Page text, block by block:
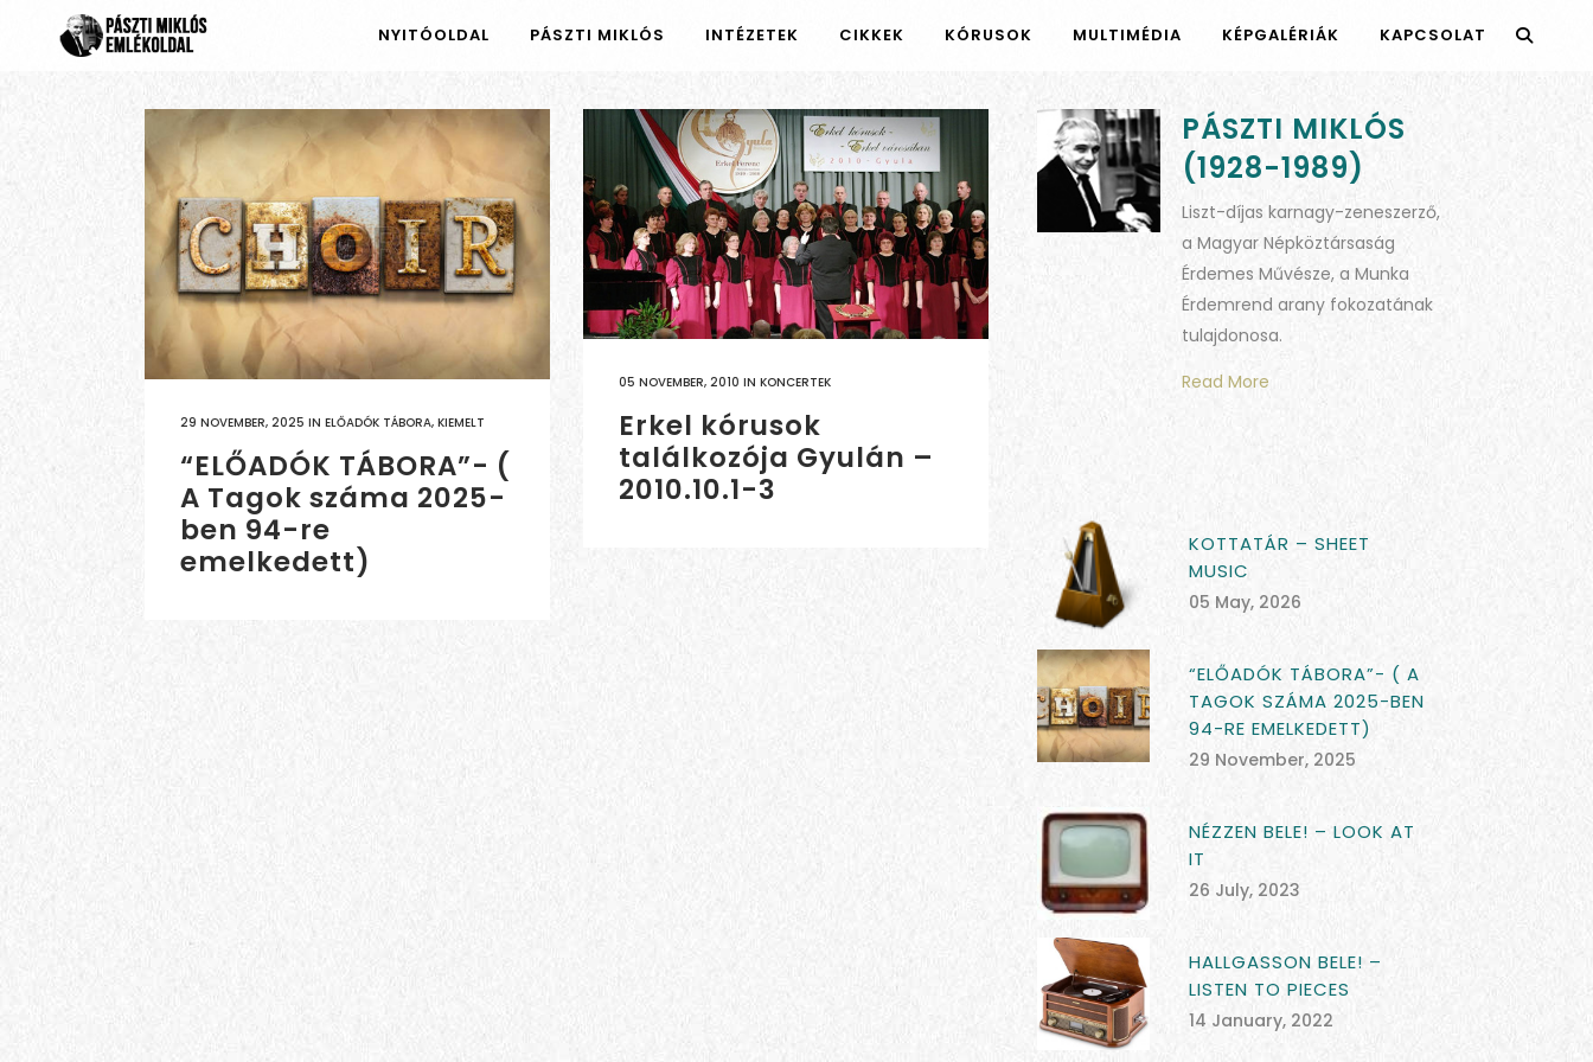
NYITÓOLDAL PÁSZTI MIKLÓS INTÉZETEK CIKKEK KÓRUSOK MULTIMÉDIA KÉPGALÉRIÁK KAPCSOLAT
29 NOVEMBER, 2025 IN ELŐADÓK TÁBORA, KIEMELT
“ELŐADÓK TÁBORA”- (
A Tagok száma 2025-
ben 94-re
emelkedett)
05 NOVEMBER, 2010 IN KONCERTEK
Erkel kórusok
találkozója Gyulán –
2010.10.1-3
PÁSZTI MIKLÓS
(1928-1989)
Liszt-díjas karnagy-zeneszerző,
a Magyar Népköztársaság
Érdemes Művésze, a Munka
Érdemrend arany fokozatának
tulajdonosa.
Read More
KOTTATÁR – SHEET
MUSIC
05 May, 2026
“ELŐADÓK TÁBORA”- ( A
TAGOK SZÁMA 2025-BEN
94-RE EMELKEDETT)
29 November, 2025
NÉZZEN BELE! – LOOK AT
IT
26 July, 2023
HALLGASSON BELE! –
LISTEN TO PIECES
14 January, 2022